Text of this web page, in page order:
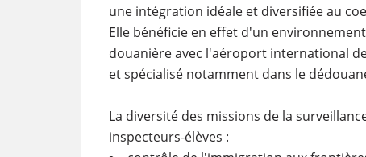
une intégration idéale et diversifiée au
Elle bénéficie en effet d'un
douanière avec l'aéroport international
et spécialisé notamment dans le
La diversité des missions de la
inspecteurs-élèves :